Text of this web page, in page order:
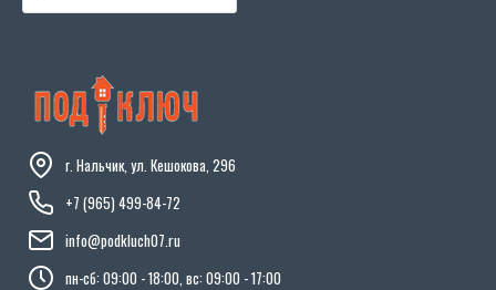
г. Нальчик, ул. Кешокова, 296
+7 (965) 499-84-72
info@podkluch07.ru
пн-сб: 09:00 - 18:00, вс: 09:00 - 17:00